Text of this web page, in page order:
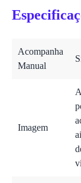
Acompanha
Manual
Imagem